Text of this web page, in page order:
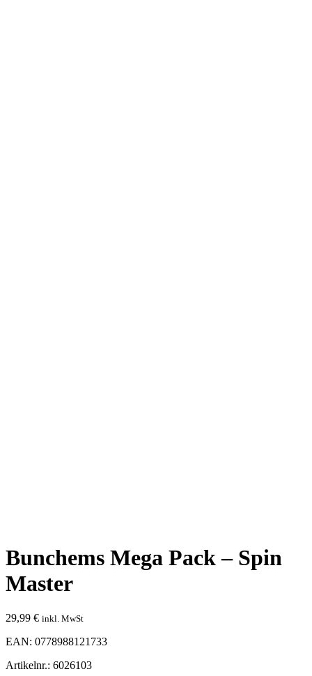
Bunchems Mega Pack – Spin
Master
29,99 € inkl. MwSt
EAN: 0778988121733
Artikelnr.: 6026103